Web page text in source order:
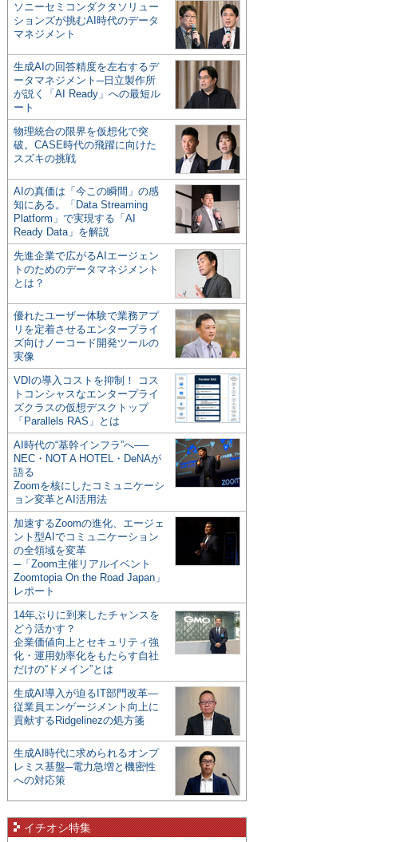
ソニーセミコンダクタソリュー
ションズが挑むAI時代のデータ
マネジメント
生成AIの回答精度を左右するデ
ータマネジメント─日立製作所
が説く「AI Ready」への最短ル
ート
物理統合の限界を仮想化で突
破。CASE時代の飛躍に向けた
スズキの挑戦
AIの真価は「今この瞬間」の感
知にある。「Data Streaming
Platform」で実現する「AI
Ready Data」を解説
先進企業で広がるAIエージェン
トのためのデータマネジメント
とは？
優れたユーザー体験で業務アプ
リを定着させるエンタープライ
ズ向けノーコード開発ツールの
実像
VDIの導入コストを抑制！ コス
トコンシャスなエンタープライ
ズクラスの仮想デスクトップ
「Parallels RAS」とは
AI時代の“基幹インフラ”へ──
NEC・NOT A HOTEL・DeNAが
語る
Zoomを核にしたコミュニケーシ
ョン変革とAI活用法
加速するZoomの進化、エージェ
ント型AIでコミュニケーション
の全領域を変革
─「Zoom主催リアルイベント
Zoomtopia On the Road Japan」
レポート
14年ぶりに到来したチャンスを
どう活かす？
企業価値向上とセキュリティ強
化・運用効率化をもたらす自社
だけの“ドメイン”とは
生成AI導入が迫るIT部門改革―
従業員エンゲージメント向上に
貢献するRidgelinezの処方箋
生成AI時代に求められるオンプ
レミス基盤─電力急増と機密性
への対応策
イチオシ特集